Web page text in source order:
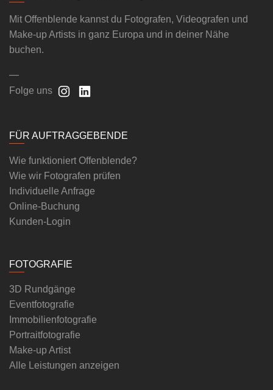
Mit Offenblende kannst du Fotografen, Videografen und
Make-up Artists in ganz Europa und in deiner Nähe
buchen.
—
Folge uns
FÜR AUFTRAGGEBENDE
Wie funktioniert Offenblende?
Wie wir Fotografen prüfen
Individuelle Anfrage
Online-Buchung
Kunden-Login
FOTOGRAFIE
3D Rundgänge
Eventfotografie
Immobilienfotografie
Portraitfotografie
Make-up Artist
Alle Leistungen anzeigen